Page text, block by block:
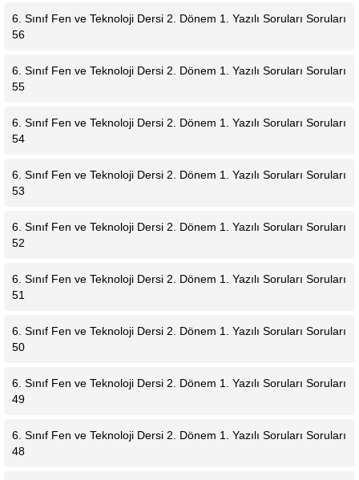
6. Sınıf Fen ve Teknoloji Dersi 2. Dönem 1. Yazılı Soruları Soruları
56
6. Sınıf Fen ve Teknoloji Dersi 2. Dönem 1. Yazılı Soruları Soruları
55
6. Sınıf Fen ve Teknoloji Dersi 2. Dönem 1. Yazılı Soruları Soruları
54
6. Sınıf Fen ve Teknoloji Dersi 2. Dönem 1. Yazılı Soruları Soruları
53
6. Sınıf Fen ve Teknoloji Dersi 2. Dönem 1. Yazılı Soruları Soruları
52
6. Sınıf Fen ve Teknoloji Dersi 2. Dönem 1. Yazılı Soruları Soruları
51
6. Sınıf Fen ve Teknoloji Dersi 2. Dönem 1. Yazılı Soruları Soruları
50
6. Sınıf Fen ve Teknoloji Dersi 2. Dönem 1. Yazılı Soruları Soruları
49
6. Sınıf Fen ve Teknoloji Dersi 2. Dönem 1. Yazılı Soruları Soruları
48